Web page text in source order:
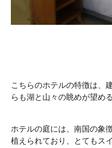
こちらのホテルの特徴は、
らも湖と山々の眺めが望め
ホテルの庭には、南国の象
植えられており、とてもス